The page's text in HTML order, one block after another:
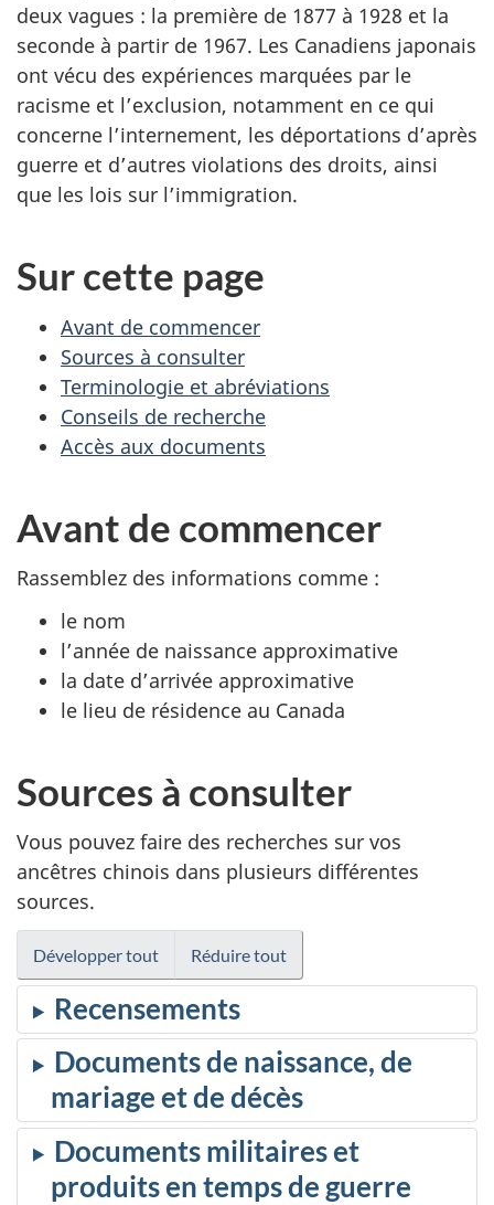
deux vagues : la première de 1877 à 1928 et la
seconde à partir de 1967. Les Canadiens japonais
ont vécu des expériences marquées par le
racisme et l’exclusion, notamment en ce qui
concerne l’internement, les déportations d’après
guerre et d’autres violations des droits, ainsi
que les lois sur l’immigration.
Sur cette page
Avant de commencer
Sources à consulter
Terminologie et abréviations
Conseils de recherche
Accès aux documents
Avant de commencer
Rassemblez des informations comme :
le nom
l’année de naissance approximative
la date d’arrivée approximative
le lieu de résidence au Canada
Sources à consulter
Vous pouvez faire des recherches sur vos
ancêtres chinois dans plusieurs différentes
sources.
Développer tout Réduire tout
Recensements
Documents de naissance, de
mariage et de décès
Documents militaires et
produits en temps de guerre